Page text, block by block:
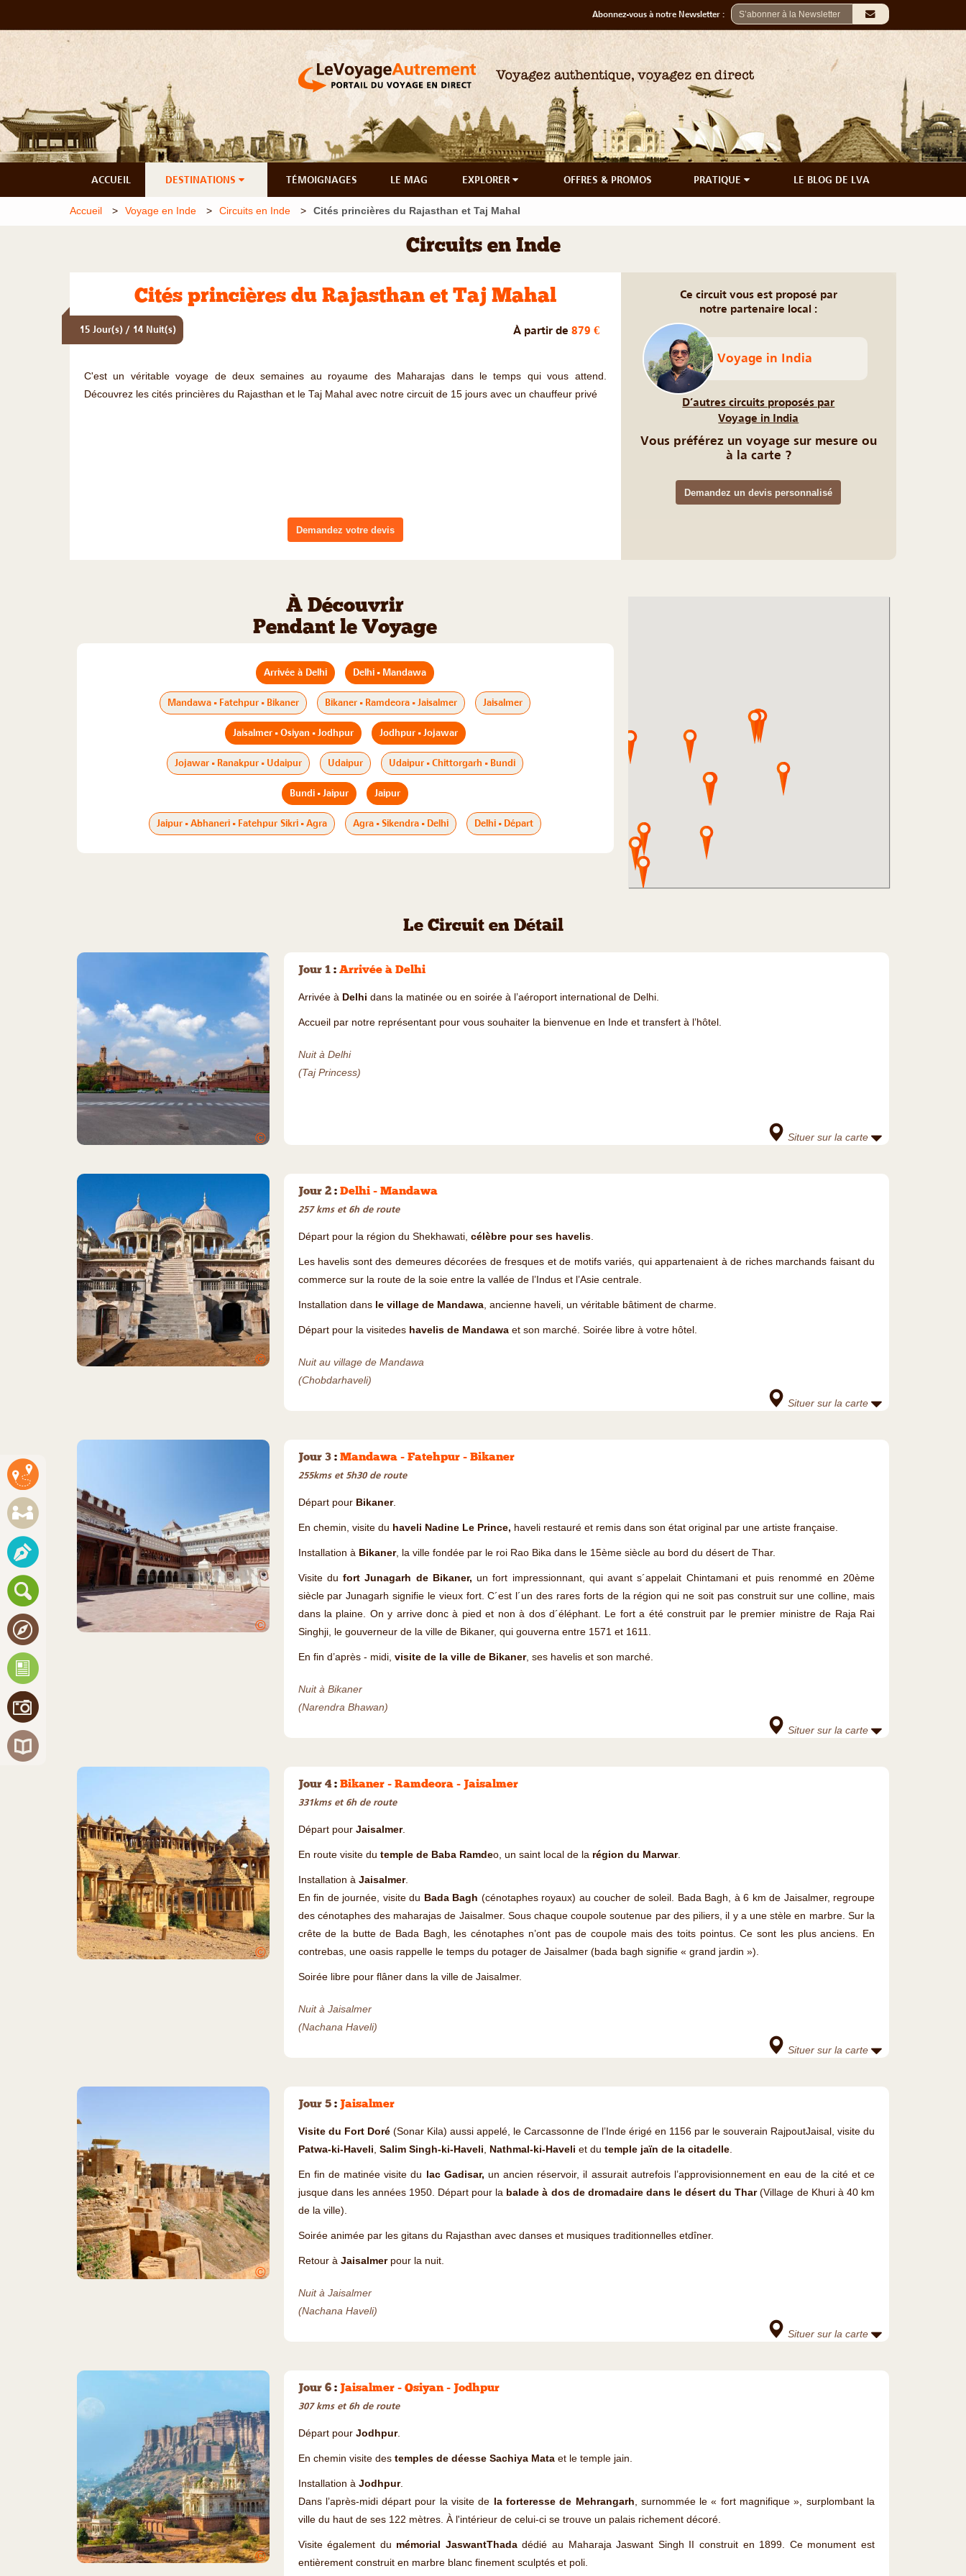
Abonnez-vous à notre Newsletter :
ACCUEIL DESTINATIONS TÉMOIGNAGES LE MAG EXPLORER OFFRES & PROMOS PRATIQUE LE BLOG DE LVA
Accueil Voyage en Inde Circuits en Inde Cités princières du Rajasthan et Taj Mahal
Circuits en Inde
Cités princières du Rajasthan et Taj Mahal
15 Jour(s) / 14 Nuit(s) À partir de 879 €
C'est un véritable voyage de deux semaines au royaume des Maharajas dans le temps qui vous attend.
Découvrez les cités princières du Rajasthan et le Taj Mahal avec notre circuit de 15 jours avec un chauffeur privé
Demandez votre devis
Ce circuit vous est proposé par
notre partenaire local :
Voyage in India
D’autres circuits proposés par
Voyage in India
Vous préférez un voyage sur mesure ou
à la carte ?
Demandez un devis personnalisé
À Découvrir
Pendant le Voyage
Arrivée à Delhi Delhi - Mandawa
Mandawa - Fatehpur - Bikaner Bikaner - Ramdeora - Jaisalmer Jaisalmer
Jaisalmer - Osiyan - Jodhpur Jodhpur - Jojawar
Jojawar - Ranakpur - Udaipur Udaipur Udaipur - Chittorgarh - Bundi
Bundi - Jaipur Jaipur
Jaipur - Abhaneri - Fatehpur Sikri - Agra Agra - Sikendra - Delhi Delhi - Départ
Le Circuit en Détail
©
Jour 1: Arrivée à Delhi
Arrivée à Delhi dans la matinée ou en soirée à l’aéroport international de Delhi.
Accueil par notre représentant pour vous souhaiter la bienvenue en Inde et transfert à l’hôtel.
Nuit à Delhi
(Taj Princess)
Situer sur la carte
©
Jour 2: Delhi - Mandawa
257 kms et 6h de route
Départ pour la région du Shekhawati, célèbre pour ses havelis.
Les havelis sont des demeures décorées de fresques et de motifs variés, qui appartenaient à de riches marchands faisant du
commerce sur la route de la soie entre la vallée de l’Indus et l’Asie centrale.
Installation dans le village de Mandawa, ancienne haveli, un véritable bâtiment de charme.
Départ pour la visitedeshavelis de Mandawaet son marché. Soirée libre à votre hôtel.
Nuit au village de Mandawa
(Chobdarhaveli)
Situer sur la carte
©
Jour 3: Mandawa - Fatehpur - Bikaner
255kms et 5h30 de route
Départ pour Bikaner.
En chemin, visite du haveli Nadine Le Prince, haveli restauré et remis dans son état original par une artiste française.
Installation à Bikaner, la ville fondée par le roi Rao Bika dans le 15ème siècle au bord du désert de Thar.
Visite dufort Junagarh de Bikaner, un fort impressionnant, qui avant s´appelait Chintamani et puis renommé en 20ème
siècle par Junagarh signifie le vieux fort. C´est l´un des rares forts de la région qui ne soit pas construit sur une colline, mais
dans la plaine. On y arrive donc à pied et non à dos d´éléphant. Le fort a été construit par le premier ministre de Raja Rai
Singhji, le gouverneur de la ville de Bikaner, qui gouverna entre 1571 et 1611.
En fin d’après - midi, visite de la ville de Bikaner, ses havelis et son marché.
Nuit à Bikaner
(Narendra Bhawan)
Situer sur la carte
©
Jour 4: Bikaner - Ramdeora - Jaisalmer
331kms et 6h de route
Départ pour Jaisalmer.
En route visite du temple de Baba Ramdeo, un saint local de la région du Marwar.
Installation à Jaisalmer.
En fin de journée, visite du Bada Bagh (cénotaphes royaux) au coucher de soleil. Bada Bagh, à 6 km de Jaisalmer, regroupe
des cénotaphes des maharajas de Jaisalmer. Sous chaque coupole soutenue par des piliers, il y a une stèle en marbre. Sur la
crête de la butte de Bada Bagh, les cénotaphes n’ont pas de coupole mais des toits pointus. Ce sont les plus anciens. En
contrebas, une oasis rappelle le temps du potager de Jaisalmer (bada bagh signifie « grand jardin »).
Soirée libre pour flâner dans la ville de Jaisalmer.
Nuit à Jaisalmer
(Nachana Haveli)
Situer sur la carte
©
Jour 5: Jaisalmer
Visite du Fort Doré (Sonar Kila) aussi appelé, le Carcassonne de l’Inde érigé en 1156 par le souverain RajpoutJaisal, visite du
Patwa-ki-Haveli, Salim Singh-ki-Haveli, Nathmal-ki-Haveli et du temple jaïn de la citadelle.
En fin de matinée visite du lac Gadisar, un ancien réservoir, il assurait autrefois l’approvisionnement en eau de la cité et ce
jusque dans les années 1950. Départ pour la balade à dos de dromadaire dans le désert du Thar(Village de Khuri à 40 km
de la ville).
Soirée animée par les gitans du Rajasthan avec danses et musiques traditionnelles etdîner.
Retour à Jaisalmerpour la nuit.
Nuit à Jaisalmer
(Nachana Haveli)
Situer sur la carte
©
Jour 6: Jaisalmer - Osiyan - Jodhpur
307 kms et 6h de route
Départ pour Jodhpur.
En chemin visite des temples de déesse Sachiya Mataet le temple jain.
Installation à Jodhpur.
Dans l’après-midi départ pour la visite de
la forteresse de Mehrangarh, surnommée le « fort magnifique », surplombant la
ville du haut de ses 122 mètres. À l'intérieur de celui-ci se trouve un palais richement décoré.
Visite également du mémorial JaswantThadadédié au Maharaja Jaswant Singh II construit en 1899. Ce monument est
entièrement construit en marbre blanc finement sculptés et poli.